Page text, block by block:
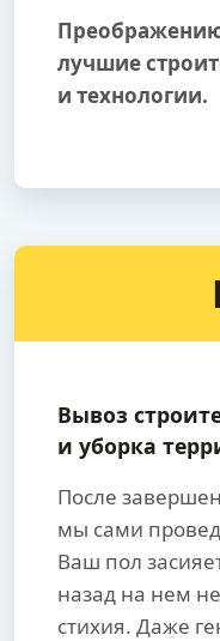
Преображению
лучшие
и технологии.
Вывоз
и уборка
После
мы сами
Ваш пол
назад на нем
стихия. Даже